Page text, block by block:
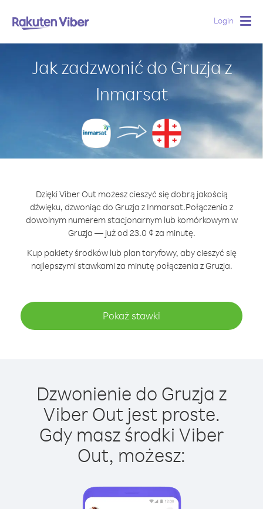
Login
Jak zadzwonić do Gruzja z
Inmarsat
Dzięki Viber Out możesz cieszyć się dobrą jakością
dźwięku, dzwoniąc do Gruzja z Inmarsat.Połączenia z
dowolnym numerem stacjonarnym lub komórkowym w
Gruzja — już od 23.0 ¢ za minutę.
Kup pakiety środków lub plan taryfowy, aby cieszyć się
najlepszymi stawkami za minutę połączenia z Gruzja.
Pokaż stawki
Dzwonienie do Gruzja z
Viber Out jest proste.
Gdy masz środki Viber
Out, możesz: